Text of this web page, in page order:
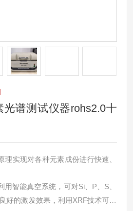
光谱测试仪器rohs2.0十
理实现对各种元素成份进行快速、
用智能真空系统，可对Si、P、S、
好的激发效果，利用XRF技术可对